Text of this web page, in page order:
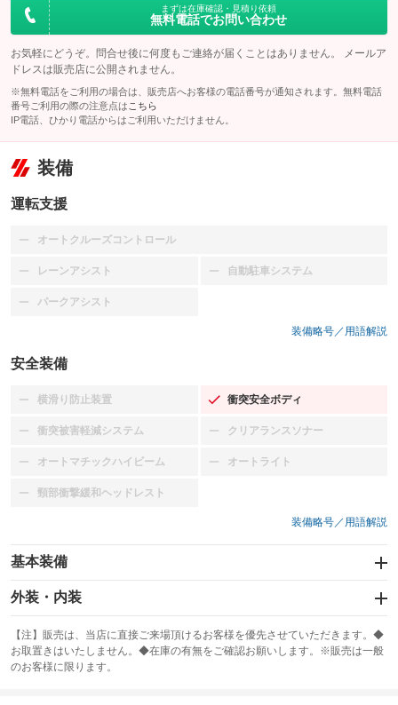
まずは在庫確認・見積り依頼
無料電話でお問い合わせ
お気軽にどうぞ。問合せ後に何度もご連絡が届くことはありません。 メールア
ドレスは販売店に公開されません。
※無料電話をご利用の場合は、販売店へお客様の電話番号が通知されます。無料電話
番号ご利用の際の注意点は こちら
IP電話、ひかり電話からはご利用いただけません。
装備
運転支援
オートクルーズコントロール
：装備なし
レーンアシスト
：装備なし 自動駐車システム
：装備なし
パークアシスト
：装備なし
装備略号／用語解説
安全装備
横滑り防止装置
：装備なし 衝突安全ボディ
：装備あり
衝突被害軽減システム
：装備なし クリアランスソナー
：装備なし
オートマチックハイビーム
：装備なし オートライト
：装備なし
頸部衝撃緩和ヘッドレスト
：装備なし
装備略号／用語解説
基本装備
エアバッグ：運転席/助手席
：装備あり
：装備なし
サンルーフ
：装備なし ABS
外装・内装
カーナビ：メモリーナビ他
：装備あり
TV：フルセグ
：装備あり
【注】販売は、当店に直接ご来場頂けるお客様を優先させていただきます。◆
お取置きはいたしません。◆在庫の有無をご確認お願いします。※販売は一般
のお客様に限ります。